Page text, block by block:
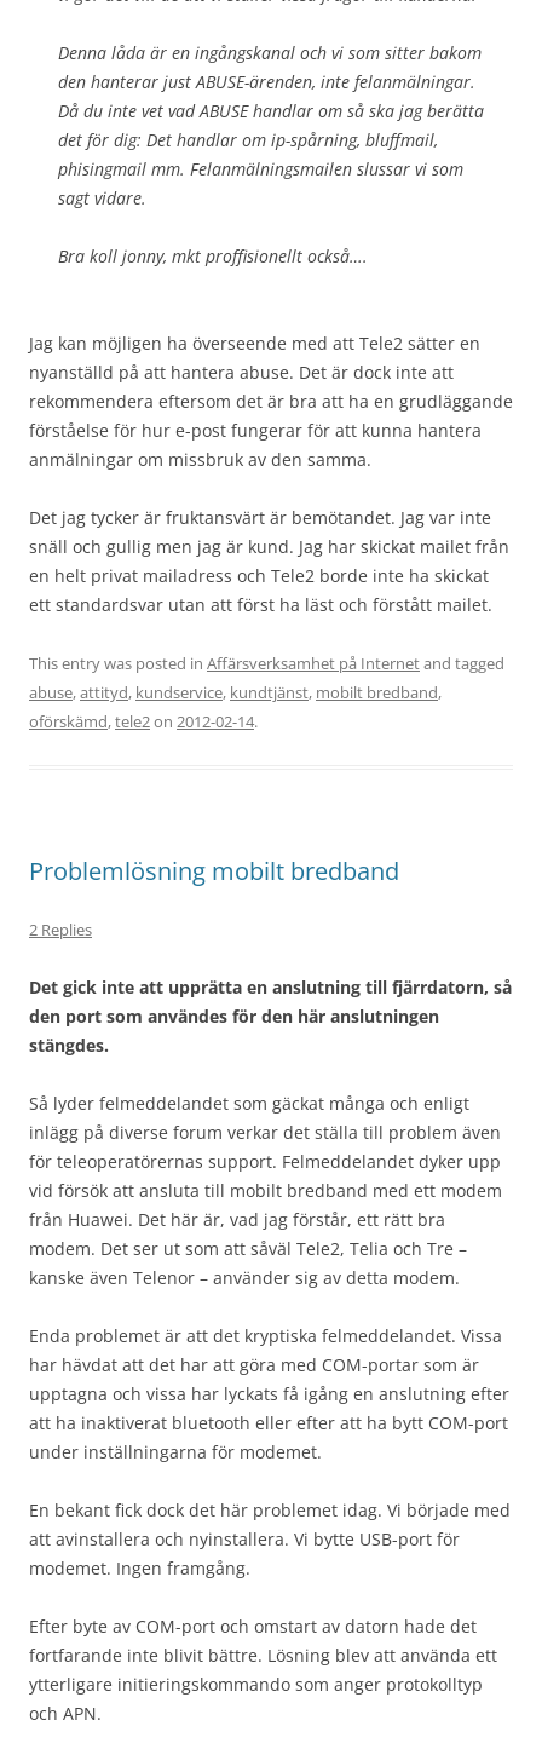
Denna låda är en ingångskanal och vi som sitter bakom
den hanterar just ABUSE-ärenden, inte felanmälningar.
Då du inte vet vad ABUSE handlar om så ska jag berätta
det för dig: Det handlar om ip-spårning, bluffmail,
phisingmail mm. Felanmälningsmailen slussar vi som
sagt vidare.
Bra koll jonny, mkt proffisionellt också….
Jag kan möjligen ha överseende med att Tele2 sätter en
nyanställd på att hantera abuse. Det är dock inte att
rekommendera eftersom det är bra att ha en grudläggande
förståelse för hur e-post fungerar för att kunna hantera
anmälningar om missbruk av den samma.
Det jag tycker är fruktansvärt är bemötandet. Jag var inte
snäll och gullig men jag är kund. Jag har skickat mailet från
en helt privat mailadress och Tele2 borde inte ha skickat
ett standardsvar utan att först ha läst och förstått mailet.
This entry was posted in Affärsverksamhet på Internetand tagged
abuse,attityd, kundservice, kundtjänst, mobilt bredband,
oförskämd,tele2on 2012-02-14.
Problemlösning mobilt bredband
2 Replies
Det gick inte att upprätta en anslutning till fjärrdatorn, så
den port som användes för den här anslutningen
stängdes.
Så lyder felmeddelandet som gäckat många och enligt
inlägg på diverse forum verkar det ställa till problem även
för teleoperatörernas support. Felmeddelandet dyker upp
vid försök att ansluta till mobilt bredband med ett modem
från Huawei. Det här är, vad jag förstår, ett rätt bra
modem. Det ser ut som att såväl Tele2, Telia och Tre –
kanske även Telenor – använder sig av detta modem.
Enda problemet är att det kryptiska felmeddelandet. Vissa
har hävdat att det har att göra med COM-portar som är
upptagna och vissa har lyckats få igång en anslutning efter
att ha inaktiverat bluetooth eller efter att ha bytt COM-port
under inställningarna för modemet.
En bekant fick dock det här problemet idag. Vi började med
att avinstallera och nyinstallera. Vi bytte USB-port för
modemet. Ingen framgång.
Efter byte av COM-port och omstart av datorn hade det
fortfarande inte blivit bättre. Lösning blev att använda ett
ytterligare initieringskommando som anger protokolltyp
och APN.